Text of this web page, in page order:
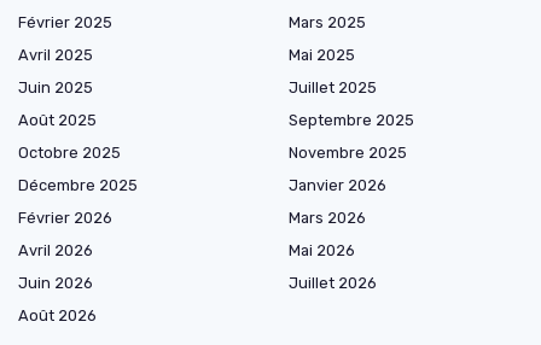
Février 2025
Mars 2025
Avril 2025
Mai 2025
Juin 2025
Juillet 2025
Août 2025
Septembre 2025
Octobre 2025
Novembre 2025
Décembre 2025
Janvier 2026
Février 2026
Mars 2026
Avril 2026
Mai 2026
Juin 2026
Juillet 2026
Août 2026